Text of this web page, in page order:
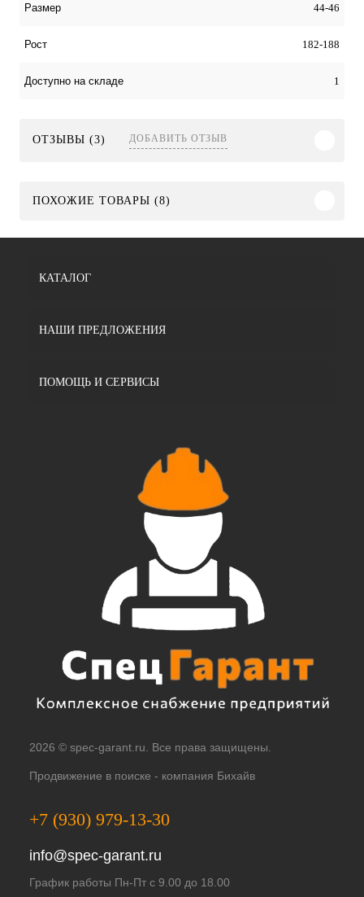
Размер 44-46
Рост 182-188
Доступно на складе 1
ОТЗЫВЫ (3) ДОБАВИТЬ ОТЗЫВ
ПОХОЖИЕ ТОВАРЫ (8)
КАТАЛОГ
НАШИ ПРЕДЛОЖЕНИЯ
ПОМОЩЬ И СЕРВИСЫ
2026 © spec-garant.ru. Все права защищены.
Продвижение в поиске - компания Бихайв
+7 (930) 979-13-30
info@spec-garant.ru
График работы Пн-Пт с 9.00 до 18.00